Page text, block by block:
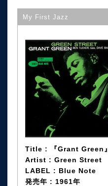
My First Jazz
Title : 『Grant Green』
Artist : Green Street
LABEL : Blue Note
発売年 : 1961年